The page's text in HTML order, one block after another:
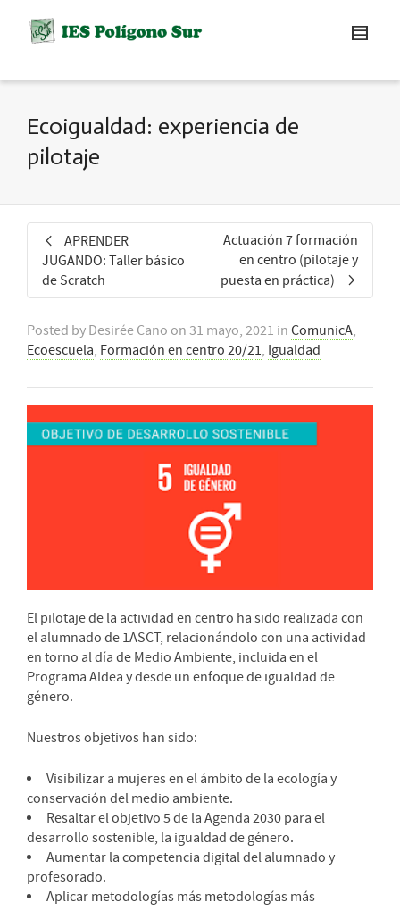
Ecoigualdad: experiencia de
pilotaje
APRENDER
JUGANDO: Taller básico
de Scratch
Actuación 7 formación
en centro (pilotaje y
puesta en práctica)
Posted by Desirée Cano on 31 mayo, 2021 in ComunicA,
Ecoescuela, Formación en centro 20/21, Igualdad
El pilotaje de la actividad en centro ha sido realizada con
el alumnado de 1ASCT, relacionándolo con una actividad
en torno al día de Medio Ambiente, incluida en el
Programa Aldea y desde un enfoque de igualdad de
género.
Nuestros objetivos han sido:
Visibilizar a mujeres en el ámbito de la ecología y
conservación del medio ambiente.
Resaltar el objetivo 5 de la Agenda 2030 para el
desarrollo sostenible, la igualdad de género.
Aumentar la competencia digital del alumnado y
profesorado.
Aplicar metodologías más metodologías más